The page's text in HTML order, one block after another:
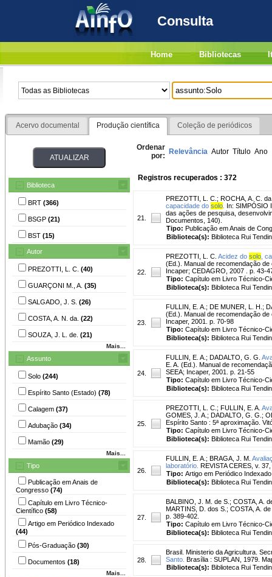
Consulta
Home Bibliotecas
Acervo documental Produção científica Coleção de periódicos
Biblioteca
BRT (366)
BSGP (21)
BST (15)
Autor
PREZOTTI, L. C. (40)
GUARÇONI M., A. (35)
SALGADO, J. S. (26)
COSTA, A. N. da. (22)
SOUZA, J. L. de. (21)
Mais...
Assunto
Solo (244)
Espírito Santo (Estado) (78)
Calagem (37)
Adubação (34)
Mamão (29)
Mais...
Tipo
Publicação em Anais de
Congresso (74)
Capítulo em Livro Técnico-
Científico (58)
Artigo em Periódico Indexado
(44)
Pós-Graduação (30)
Documentos (18)
Mais...
Ordenar
por: Relevância Autor Título Ano
Registros recuperados : 372
21.
PREZOTTI, L. C. ; ROCHA, A. C.
capacidade do solo In: SIMPÓSIO
das ações de pesquisa,
Documentos, 140).
Tipo: Publicação em Anais de
Biblioteca(s): Biblioteca Rui
22.
PREZOTTI, L. C. Acidez do solo ,
(Ed.). Manual de recomendação
Incaper; CEDAGRO, 2007 . p. 43-
Tipo: Capítulo em Livro Técnico-
Biblioteca(s): Biblioteca Rui
23.
FULLIN, E. A. ; DE MUNER, L. H. ;
(Ed.). Manual de recomendação
Incaper, 2001. p. 70-98
Tipo: Capítulo em Livro Técnico-
Biblioteca(s): Biblioteca Rui
24.
FULLIN, E. A. ; DADALTO, G. G.
E. A. (Ed.). Manual de
SEEA; Incaper, 2001. p. 21-55
Tipo: Capítulo em Livro Técnico-
Biblioteca(s): Biblioteca Rui
25.
PREZOTTI, L. C. ; FULLIN, E. A.
GOMES, J. A.; DADALTO, G. G.;
Espírito Santo : 5ª aproximação.
Tipo: Capítulo em Livro Técnico-
Biblioteca(s): Biblioteca Rui
26.
FULLIN, E. A. ; BRAGA, J. M.
laboratório. REVISTA CERES, v.
Tipo: Artigo em Periódico Indexado
Biblioteca(s): Biblioteca Rui
27.
BALBINO, J. M. de S. ; COSTA, A.
MARTINS, D. dos S.; COSTA, A.
p. 389-402.
Tipo: Capítulo em Livro Técnico-
Biblioteca(s): Biblioteca Rui
28.
Brasil. Ministerio da Agricultura.
Santo. Brasília : SUPLAN, 1979.
Biblioteca(s): Biblioteca Rui